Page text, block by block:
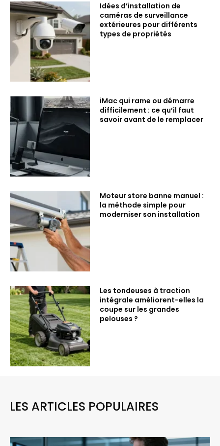
Idées d’installation de
caméras de surveillance
extérieures pour différents
types de propriétés
iMac qui rame ou démarre
difficilement : ce qu’il faut
savoir avant de le remplacer
Moteur store banne manuel :
la méthode simple pour
moderniser son installation
Les tondeuses à traction
intégrale améliorent-elles la
coupe sur les grandes
pelouses ?
LES ARTICLES POPULAIRES